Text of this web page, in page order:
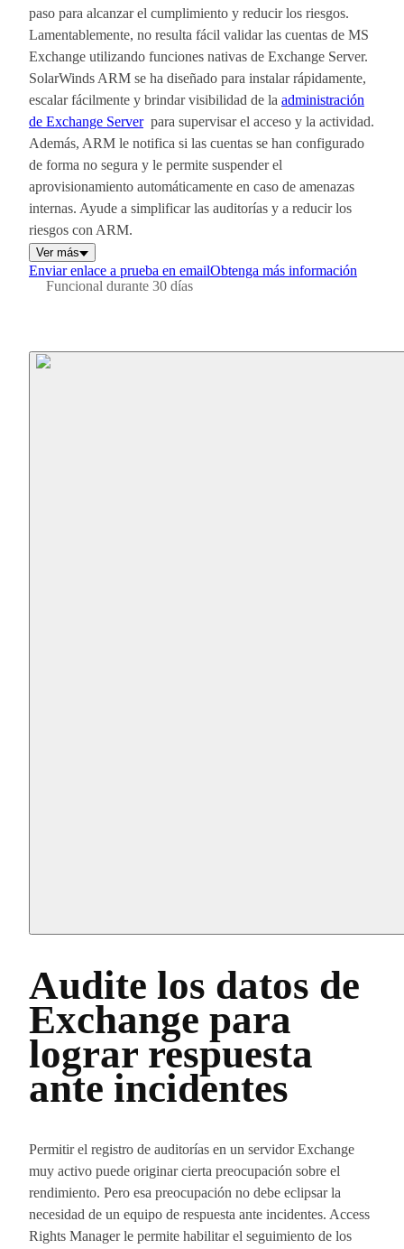
paso para alcanzar el cumplimiento y reducir los riesgos.
Lamentablemente, no resulta fácil validar las cuentas de MS
Exchange utilizando funciones nativas de Exchange Server.
SolarWinds ARM se ha diseñado para instalar rápidamente,
escalar fácilmente y brindar visibilidad de la administración
de Exchange Serverpara supervisar el acceso y la actividad.
Además, ARM le notifica si las cuentas se han configurado
de forma no segura y le permite suspender el
aprovisionamiento automáticamente en caso de amenazas
internas. Ayude a simplificar las auditorías y a reducir los
riesgos con ARM.
Ver más
Enviar enlace a prueba en email
Funcional durante 30 días
Obtenga más información
Audite los datos de
Exchange para
lograr respuesta
ante incidentes
Permitir el registro de auditorías en un servidor Exchange
muy activo puede originar cierta preocupación sobre el
rendimiento. Pero esa preocupación no debe eclipsar la
necesidad de un equipo de respuesta ante incidentes. Access
Rights Manager le permite habilitar el seguimiento de los